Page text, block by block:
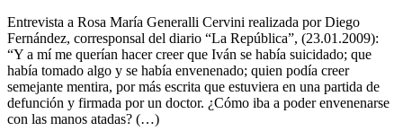
Entrevista a Rosa María Generalli Cervini realizada por Diego
Fernández, corresponsal del diario “La República”, (23.01.2009):
“Y a mí me querían hacer creer que Iván se había suicidado; que
había tomado algo y se había envenenado; quien podía creer
semejante mentira, por más escrita que estuviera en una partida de
defunción y firmada por un doctor. ¿Cómo iba a poder envenenarse
con las manos atadas? (…)